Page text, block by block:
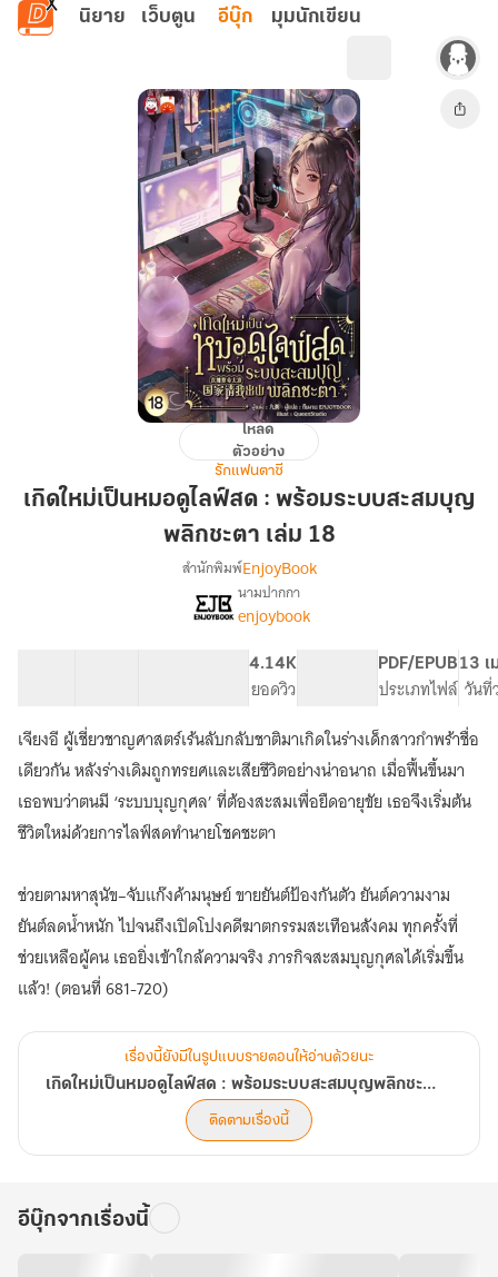
ข้ามไปยังเนื้อหาหลัก
นิยาย เว็บตูน อีบุ๊ก มุมนักเขียน
เป็น
หมอดู
ไลฟ์
ระบบ
บุญ
พลิก
เล่ม
18
โหลด
ตัวอย่าง
รักแฟนตาซี
เกิดใหม่เป็นหมอดูไลฟ์สด : พร้อมระบบสะสมบุญ
พลิกชะตา เล่ม 18
เรื่อง
เกิด
ใหม่
เป็น
หมอดู
ไลฟ์
สด
:
พร้อม
ระบบ
สะสม
บุญ
ชะตา
สำนักพิมพ์EnjoyBook
นามปากกา
enjoybook
4.14K
ยอดวิว
PDF/EPUB
ประเภทไฟล์
13 เ
วันที่
เจียงอี ผู้เชี่ยวชาญศาสตร์เร้นลับกลับชาติมาเกิดในร่างเด็กสาวกำพร้าชื่อ
เดียวกัน หลังร่างเดิมถูกทรยศและเสียชีวิตอย่างน่าอนาถ เมื่อฟื้นขึ้นมา
เธอพบว่าตนมี ‘ระบบบุญกุศล’ ที่ต้องสะสมเพื่อยืดอายุขัย เธอจึงเริ่มต้น
ชีวิตใหม่ด้วยการไลฟ์สดทำนายโชคชะตา
ช่วยตามหาสุนัข–จับแก๊งค้ามนุษย์ ขายยันต์ป้องกันตัว ยันต์ความงาม
ยันต์ลดน้ำหนัก ไปจนถึงเปิดโปงคดีฆาตกรรมสะเทือนสังคม ทุกครั้งที่
ช่วยเหลือผู้คน เธอยิ่งเข้าใกล้ความจริง ภารกิจสะสมบุญกุศลได้เริ่มขึ้น
แล้ว! (ตอนที่ 681-720)
เรื่องนี้ยังมีในรูปแบบรายตอนให้อ่านด้วยนะ
เกิดใหม่เป็นหมอดูไลฟ์สด : พร้อมระบบสะสมบุญพลิกชะตา
ติดตามเรื่องนี้
อีบุ๊กจากเรื่องนี้